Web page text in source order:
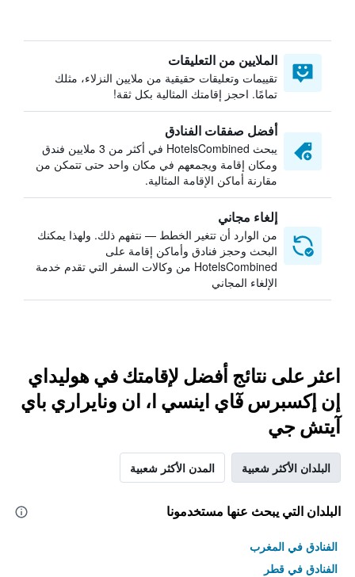
الملايين من التعليقات
تقييمات وتعليقات حقيقية من ملايين النزلاء، مثلك
تمامًا. احجز إقامتك المثالية بكل ثقة!
أفضل صفقات الفنادق
يبحث HotelsCombined في أكثر من 3 ملايين فندق
ومكان إقامة ويجمعهم في مكان واحد حتى تتمكن من
مقارنة أماكن الإقامة المثالية.
إلغاء مجاني
من الوارد أن تتغير الخطط — نتفهم ذلك. ولهذا يمكنك
البحث وحجز فنادق وأماكن إقامة على
HotelsCombined من وكالات السفر التي تقدم خدمة
الإلغاء المجاني
اعثر على نتائج أفضل لإقامتك في هوليداي
إن إكسبرس فٓاي اينسي ا، ان ونايراري باي
آيتش جي
البلدان الأكثر شعبية المدن الأكثر شعبية
البلدان التي يبحث عنها مستخدمونا
الفنادق في المغرب
الفنادق في قطر